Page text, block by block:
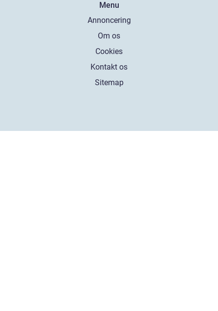
Menu
Annoncering
Om os
Cookies
Kontakt os
Sitemap